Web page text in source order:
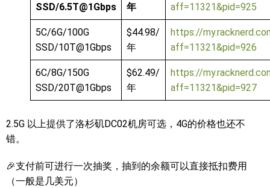
SSD/6.5T@1Gbps
年
aff=11321&pid=925
5C/6G/100G
SSD/10T@1Gbps
$44.98/
年
https://
aff=11321&pid=926
6C/8G/150G
SSD/20T@1Gbps
$62.49/
年
https://
aff=11321&pid=927
2.5G 以上提供了洛杉矶DC02机房可选，4G的价格也还不
错。
🎉支付前可进行一次抽奖，抽到的余额可以直接抵扣费用
（一般是几美元）